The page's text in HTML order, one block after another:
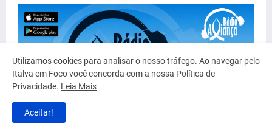
Utilizamos cookies para analisar o nosso tráfego. Ao navegar pelo
Italva em Foco você concorda com a nossa Política de
Privacidade. Leia Mais
Aceitar!